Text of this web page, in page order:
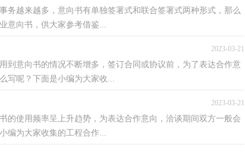
务越来越多，意向书有单独签署式和联合签署式两种形式，那么
意向书，供大家参考借鉴...
2023-03-21
到意向书的情况不断增多，签订合同或协议前，为了表达合作意
写呢？下面是小编为大家收...
2023-03-21
的使用频率呈上升趋势，为表达合作意向，洽谈期间双方一般会
编为大家收集的工程合作...